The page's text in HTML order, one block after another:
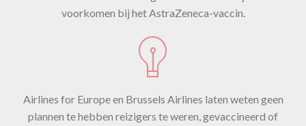
voorkomen bij het AstraZeneca-vaccin.
Airlines for Europe en Brussels Airlines laten weten geen
plannen te hebben reizigers te weren, gevaccineerd of